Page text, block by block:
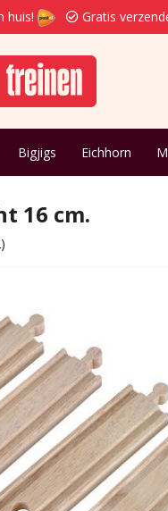
huis! Gratis
Bigjigs Eichhorn
16 cm.